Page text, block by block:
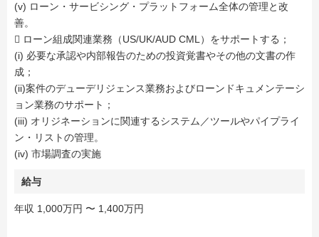
(v) ローン・サービシング・プラットフォーム全体の管理と改
善。
 ローン組成関連業務（US/UK/AUD CML）をサポートする；
(i) 必要な承認や内部報告のための投資覚書やその他の文書の作
成；
(ii)案件のデューデリジェンス業務およびローンドキュメンテーシ
ョン業務のサポート；
(iii) オリジネーションに関連するシステム／ツールやパイプライ
ン・リストの管理。
(iv) 市場調査の実施
給与
年収 1,000万円 〜 1,400万円